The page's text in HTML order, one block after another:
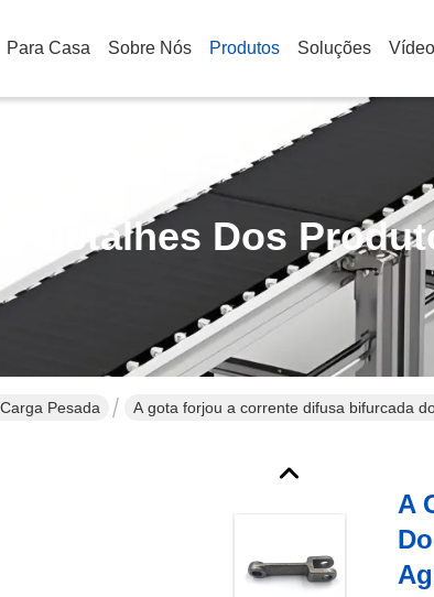
Para Casa Sobre Nós Produtos Soluções Vídeo
Detalhes Dos
Pesada A gota forjou a corrente difusa bifurcada
A